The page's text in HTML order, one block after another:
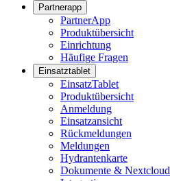
Partnerapp
PartnerApp
Produktübersicht
Einrichtung
Häufige Fragen
Einsatztablet
EinsatzTablet
Produktübersicht
Anmeldung
Einsatzansicht
Rückmeldungen
Meldungen
Hydrantenkarte
Dokumente & Nextcloud